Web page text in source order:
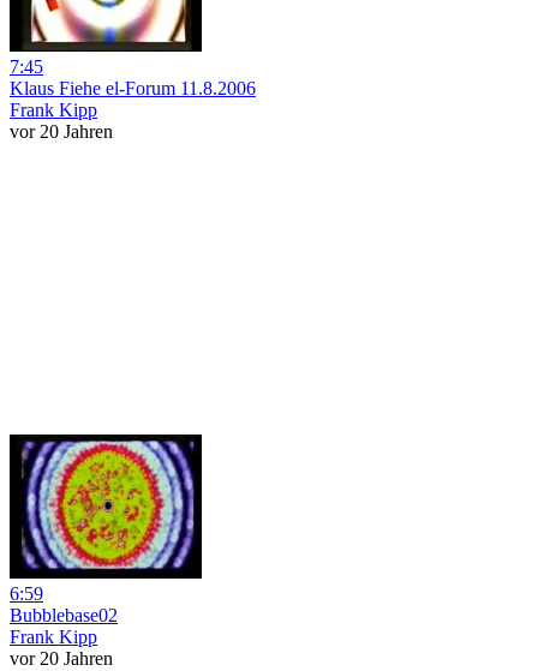
7:45
Klaus Fiehe el-Forum 11.8.2006
Frank Kipp
vor 20 Jahren
6:59
Bubblebase02
Frank Kipp
vor 20 Jahren